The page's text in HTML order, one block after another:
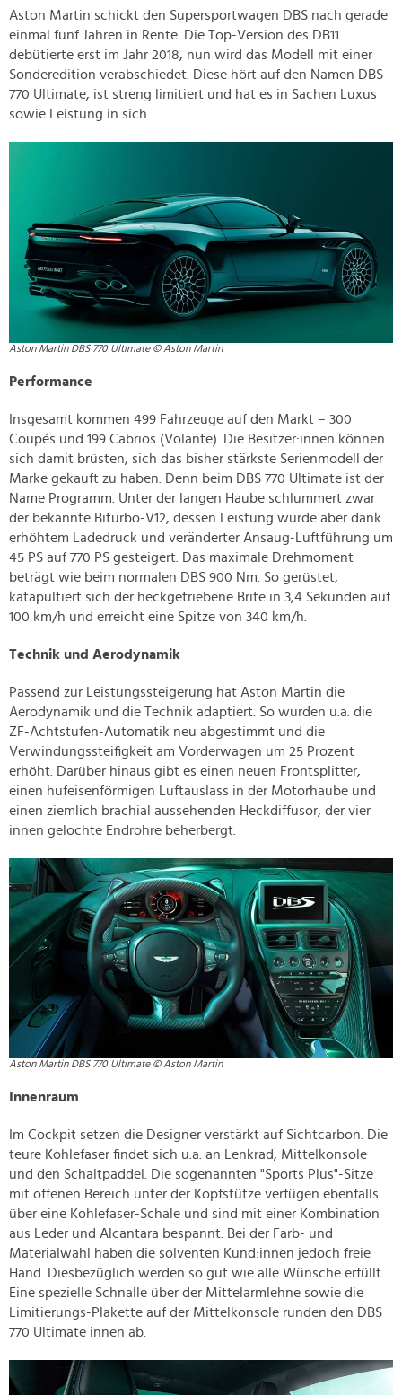
Aston Martin schickt den Supersportwagen DBS nach gerade
einmal fünf Jahren in Rente. Die Top-Version des DB11
debütierte erst im Jahr 2018, nun wird das Modell mit einer
Sonderedition verabschiedet. Diese hört auf den Namen DBS
770 Ultimate, ist streng limitiert und hat es in Sachen Luxus
sowie Leistung in sich.
Aston Martin DBS 770 Ultimate © Aston Martin
Performance
Insgesamt kommen 499 Fahrzeuge auf den Markt – 300
Coupés und 199 Cabrios (Volante). Die Besitzer:innen können
sich damit brüsten, sich das bisher stärkste Serienmodell der
Marke gekauft zu haben. Denn beim DBS 770 Ultimate ist der
Name Programm. Unter der langen Haube schlummert zwar
der bekannte Biturbo-V12, dessen Leistung wurde aber dank
erhöhtem Ladedruck und veränderter Ansaug-Luftführung um
45 PS auf 770 PS gesteigert. Das maximale Drehmoment
beträgt wie beim normalen DBS 900 Nm. So gerüstet,
katapultiert sich der heckgetriebene Brite in 3,4 Sekunden auf
100 km/h und erreicht eine Spitze von 340 km/h.
Technik und Aerodynamik
Passend zur Leistungssteigerung hat Aston Martin die
Aerodynamik und die Technik adaptiert. So wurden u.a. die
ZF-Achtstufen-Automatik neu abgestimmt und die
Verwindungssteifigkeit am Vorderwagen um 25 Prozent
erhöht. Darüber hinaus gibt es einen neuen Frontsplitter,
einen hufeisenförmigen Luftauslass in der Motorhaube und
einen ziemlich brachial aussehenden Heckdiffusor, der vier
innen gelochte Endrohre beherbergt.
Aston Martin DBS 770 Ultimate © Aston Martin
Innenraum
Im Cockpit setzen die Designer verstärkt auf Sichtcarbon. Die
teure Kohlefaser findet sich u.a. an Lenkrad, Mittelkonsole
und den Schaltpaddel. Die sogenannten "Sports Plus"-Sitze
mit offenen Bereich unter der Kopfstütze verfügen ebenfalls
über eine Kohlefaser-Schale und sind mit einer Kombination
aus Leder und Alcantara bespannt. Bei der Farb- und
Materialwahl haben die solventen Kund:innen jedoch freie
Hand. Diesbezüglich werden so gut wie alle Wünsche erfüllt.
Eine spezielle Schnalle über der Mittelarmlehne sowie die
Limitierungs-Plakette auf der Mittelkonsole runden den DBS
770 Ultimate innen ab.